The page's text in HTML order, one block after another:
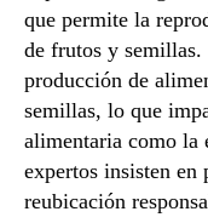
que permite la
de frutos y
producción de
semillas, lo que
alimentaria como la
expertos insisten en
reubicación